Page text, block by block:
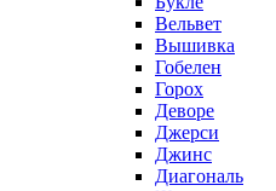
Вельвет
Вышивка
Гобелен
Горох
Деворе
Джерси
Джинс
Диагональ